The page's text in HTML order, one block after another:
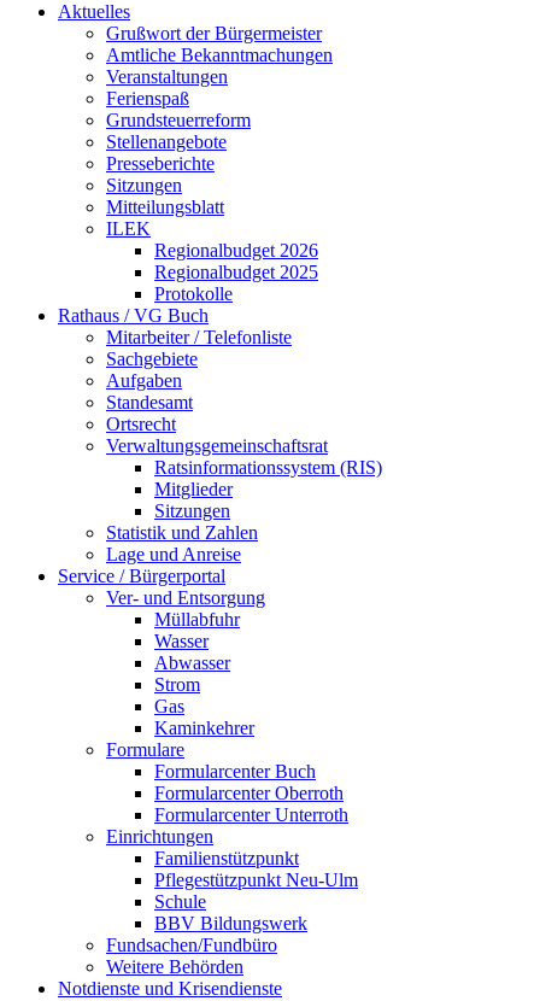
Aktuelles
Grußwort der Bürgermeister
Amtliche Bekanntmachungen
Veranstaltungen
Ferienspaß
Grundsteuerreform
Stellenangebote
Presseberichte
Sitzungen
Mitteilungsblatt
ILEK
Regionalbudget 2026
Regionalbudget 2025
Protokolle
Rathaus / VG Buch
Mitarbeiter / Telefonliste
Sachgebiete
Aufgaben
Standesamt
Ortsrecht
Verwaltungsgemeinschaftsrat
Ratsinformationssystem (RIS)
Mitglieder
Sitzungen
Statistik und Zahlen
Lage und Anreise
Service / Bürgerportal
Ver- und Entsorgung
Müllabfuhr
Wasser
Abwasser
Strom
Gas
Kaminkehrer
Formulare
Formularcenter Buch
Formularcenter Oberroth
Formularcenter Unterroth
Einrichtungen
Familienstützpunkt
Pflegestützpunkt Neu-Ulm
Schule
BBV Bildungswerk
Fundsachen/Fundbüro
Weitere Behörden
Notdienste und Krisendienste